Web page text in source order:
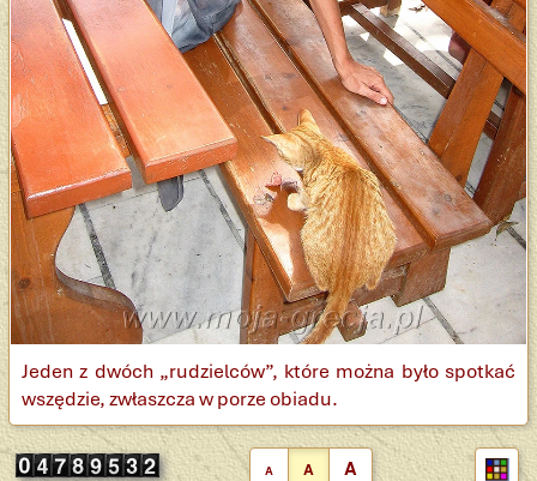
Jeden z dwóch „rudzielców”, które można było spotkać
wszędzie, zwłaszcza w porze obiadu.
A A A